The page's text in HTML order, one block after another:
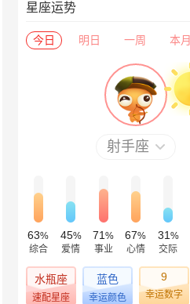
星座运势
今日 明日 一周 本月
射手座
63%
综合
45%
爱情
71%
事业
67%
心情
31 %
交际
水瓶座
速配星座
蓝色
幸运颜色
9
幸运数字